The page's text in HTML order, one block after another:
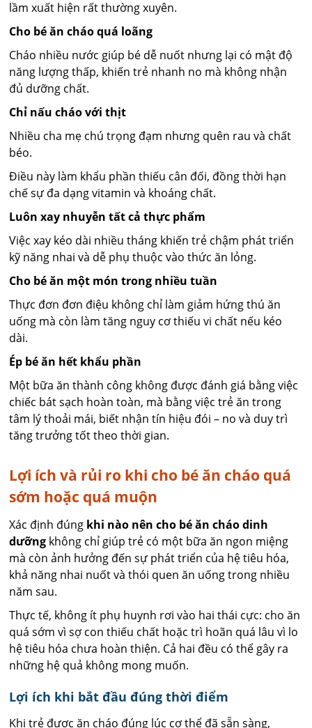
lầm xuất hiện rất thường xuyên.
Cho bé ăn cháo quá loãng
Cháo nhiều nước giúp bé dễ nuốt nhưng lại có mật độ
năng lượng thấp, khiến trẻ nhanh no mà không nhận
đủ dưỡng chất.
Chỉ nấu cháo với thịt
Nhiều cha mẹ chú trọng đạm nhưng quên rau và chất
béo.
Điều này làm khẩu phần thiếu cân đối, đồng thời hạn
chế sự đa dạng vitamin và khoáng chất.
Luôn xay nhuyễn tất cả thực phẩm
Việc xay kéo dài nhiều tháng khiến trẻ chậm phát triển
kỹ năng nhai và dễ phụ thuộc vào thức ăn lỏng.
Cho bé ăn một món trong nhiều tuần
Thực đơn đơn điệu không chỉ làm giảm hứng thú ăn
uống mà còn làm tăng nguy cơ thiếu vi chất nếu kéo
dài.
Ép bé ăn hết khẩu phần
Một bữa ăn thành công không được đánh giá bằng việc
chiếc bát sạch hoàn toàn, mà bằng việc trẻ ăn trong
tâm lý thoải mái, biết nhận tín hiệu đói – no và duy trì
tăng trưởng tốt theo thời gian.
Lợi ích và rủi ro khi cho bé ăn cháo quá
sớm hoặc quá muộn
Xác định đúng khi nào nên cho bé ăn cháo dinh
dưỡng không chỉ giúp trẻ có một bữa ăn ngon miệng
mà còn ảnh hưởng đến sự phát triển của hệ tiêu hóa,
khả năng nhai nuốt và thói quen ăn uống trong nhiều
năm sau.
Thực tế, không ít phụ huynh rơi vào hai thái cực: cho ăn
quá sớm vì sợ con thiếu chất hoặc trì hoãn quá lâu vì lo
hệ tiêu hóa chưa hoàn thiện. Cả hai đều có thể gây ra
những hệ quả không mong muốn.
Lợi ích khi bắt đầu đúng thời điểm
Khi trẻ được ăn cháo đúng lúc cơ thể đã sẵn sàng,